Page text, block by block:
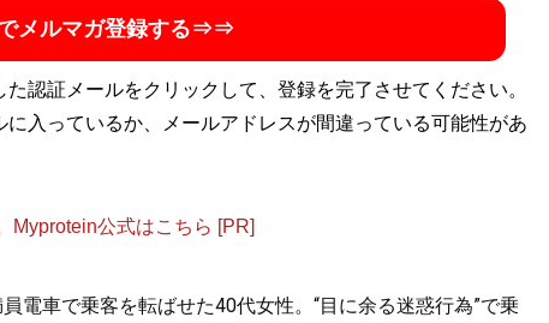
メルマガ登録する⇒⇒
認証メールをクリックして、登録を完了させてください。
入っているか、メールアドレスが間違っている可能性があ
Myprotein公式はこちら [PR]
電車で乗客を転ばせた40代女性。“目に余る迷惑行為”で乗